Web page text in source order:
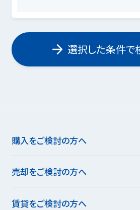
選択した条件で
購入をご検討の方へ
売却をご検討の方へ
賃貸をご検討の方へ